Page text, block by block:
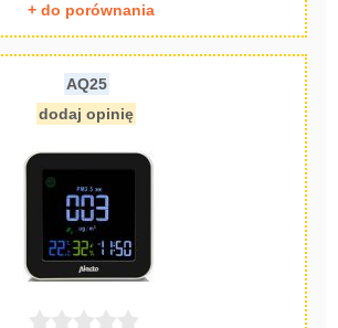
+ do porównania
AQ25
dodaj opinię